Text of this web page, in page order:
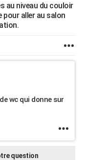
au niveau du couloir
pour aller au salon
wc qui donne sur
question